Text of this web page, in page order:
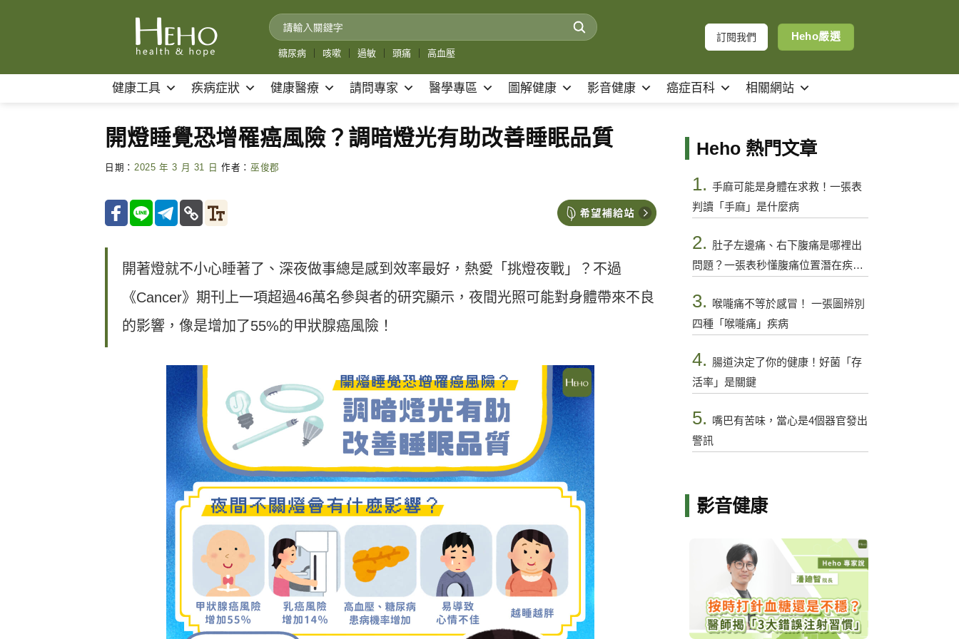
糖尿病 咳嗽 過敏 頭痛 高血壓
訂閱我們 Heho嚴選
健康工具 疾病症狀 健康醫療 請問專家 醫學專區 圖解健康 影音健康 癌症百科 相關網站
開燈睡覺恐增罹癌風險？調暗燈光有助改善睡眠品質
日期： 2025 年 3 月 31 日 作者： 巫俊郡
開著燈就不小心睡著了、深夜做事總是感到效率最好，熱愛「挑燈夜戰」？不過
《Cancer》期刊上一項超過46萬名參與者的研究顯示，夜間光照可能對身體帶來不良
的影響，像是增加了55%的甲狀腺癌風險！
Heho 熱門文章
1. 手麻可能是身體在求救！一張表
判讀「手麻」是什麼病
2. 肚子左邊痛、右下腹痛是哪裡出
問題？一張表秒懂腹痛位置潛在疾病
3.
喉嚨痛不等於感冒！ 一張圖辨別
四種「喉嚨痛」疾病
4. 腸道決定了你的健康！好菌「存
活率」是關鍵
5. 嘴巴有苦味，當心是4個器官發出
警訊
影音健康